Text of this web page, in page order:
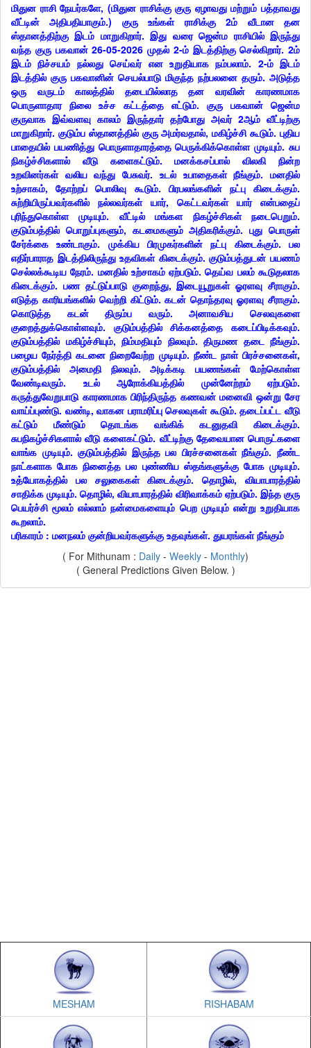
மிதுன ராசி நேயர்களே, (மிதுன ராசிக்கு குரு ஏழாவது மற்றும் பத்தாவது
வீட்டின் அதிபதியாகும்.) குரு உங்கள் ராசிக்கு 2ம் வீடான தன
ஸ்தானத்திற்கு இடம் மாறுகிறார். இது வரை ஜென்ம ராசியில் இருந்து
வந்த குரு பகவான் 26-05-2026 முதல் 2-ம் இடத்திற்கு செல்கிறார். 2ம்
இடம் நிச்சயம் நல்லது செய்வர் என உறுதியாக நம்பலாம். 2-ம் இடம்
இடத்தில் குரு பகவானின் செயல்பாடு மிகுந்த நற்பலனை தரும். அடுத்த
ஒரு வருடம் காலத்தில் தடையில்லாத தன வரவின் காரணமாக
பொருளாதார நிலை உச்ச கட்டத்தை எட்டும். குரு பகவான் ஜென்ம
குருவாக இவ்வளவு காலம் இருந்தார் தற்போது அவர் 2ஆம் வீட்டிற்கு
மாறுகிறார். குடும்ப ஸ்தானத்தில் குரு அமர்வதால், மகிழ்ச்சி கூடும். புதிய
பாதையில் பயணித்து பொருளாதாரத்தை பெருக்கிக்கொள்ள முடியும். சுப
நிகழ்ச்சிகளால் வீடு களைகட்டும். மனக்கசப்பால் விலகி நின்ற
உறவினர்கள் வலிய வந்து பேசுவர். உடல் உபாதைகள் நீங்கும். மனதில்
உற்சாகம், தோற்றப் பொலிவு கூடும். பிரபலங்களின் நட்பு கிடைக்கும்.
சுற்றியிருப்பவர்களில் நல்லவர்கள் யார், கெட்டவர்கள் யார் என்பதைப்
புரிந்துகொள்ள முடியும். வீட்டில் மங்கள நிகழ்ச்சிகள் நடைபெறும்.
குடும்பத்தில் பொறுப்புகளும், கடமைகளும் அதிகரிக்கும். புது பொருள்
சேர்க்கை உண்டாகும். முக்கிய பிரமுகர்களின் நட்பு கிடைக்கும். பல
எதிர்பாராத இடத்திலிருந்து உதவிகள் கிடைக்கும். குடும்பத்துடன் பயணம்
செல்லக்கூடிய நேரம். மனதில் உற்சாகம் ஏற்படும். தெய்வ பலம் கூடுதலாக
கிடைக்கும். பண தட்டுப்பாடு குறைந்து, இடையூறுகள் ஓரளவு சீராகும்.
எடுத்த காரியங்களில் வெற்றி கிட்டும். கடன் தொந்தரவு ஓரளவு சீராகும்.
கொடுத்த கடன் திரும்ப வரும். அனாவசிய செலவுகளை
குறைத்துக்கொள்ளவும். குடும்பத்தில் சிக்கனத்தை கடைப்பிடிக்கவும்.
குடும்பத்தில் மகிழ்ச்சியும், நிம்மதியும் நிலவும். திருமண தடை நீங்கும்.
பழைய நேர்த்தி கடனை நிறைவேற்ற முடியும். நீண்ட நாள் பிரச்சனைகள்,
குடும்பத்தில் அமைதி நிலவும். அடிக்கடி பயணங்கள் மேற்கொள்ள
வேண்டிவரும். உடல் ஆரோக்கியத்தில் முன்னேற்றம் ஏற்படும்.
கருத்துவேறுபாடு காரணமாக பிரிந்திருந்த கணவன் மனைவி ஒன்று சேர
வாய்ப்புண்டு. வண்டி, வாகன பராமரிப்பு செலவுகள் கூடும். தடைப்பட்ட வீடு
கட்டும் மீண்டும் தொடங்க வங்கிக் கடனுதவி கிடைக்கும்.
சுபநிகழ்ச்சிகளால் வீடு களைகட்டும். வீட்டிற்கு தேவையான பொருட்களை
வாங்க முடியும். குடும்பத்தில் இருந்த பல பிரச்சனைகள் நீங்கும். நீண்ட
நாட்களாக போக நினைத்த பல புண்ணிய ஸ்தங்களுக்கு போக முடியும்.
உத்யோகத்தில் பல சலுகைகள் கிடைக்கும். தொழில், வியாபாரத்தில்
சாதிக்க முடியும். தொழில், வியாபாரத்தில் விரிவாக்கம் ஏற்படும். இந்த குரு
பெயர்ச்சி மூலம் எல்லாம் நன்மைகளையும் பெற முடியும் என்று உறுதியாக
கூறலாம்.
பரிகாரம் : மனநலம் குன்றியவர்களுக்கு உதவுங்கள். துயரங்கள் நீங்கும்
( For Mithunam : Daily - Weekly - Monthly)
( General Predictions Given Below. )
MESHAM RISHABAM